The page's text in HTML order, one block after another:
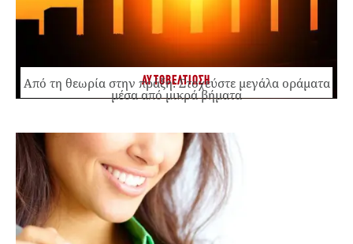
ΑΥΤΟΒΕΛΤΙΩΣΗ
Από τη θεωρία στην πράξη: Στοχεύστε μεγάλα οράματα
μέσα από μικρά βήματα